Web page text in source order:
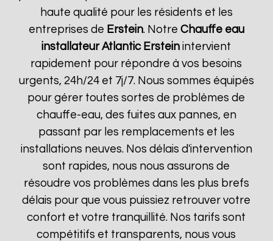
haute qualité pour les résidents et les
entreprises de Erstein. Notre Chauffe eau
installateur Atlantic Erstein intervient
rapidement pour répondre à vos besoins
urgents, 24h/24 et 7j/7. Nous sommes équipés
pour gérer toutes sortes de problèmes de
chauffe-eau, des fuites aux pannes, en
passant par les remplacements et les
installations neuves. Nos délais d'intervention
sont rapides, nous nous assurons de
résoudre vos problèmes dans les plus brefs
délais pour que vous puissiez retrouver votre
confort et votre tranquillité. Nos tarifs sont
compétitifs et transparents, nous vous